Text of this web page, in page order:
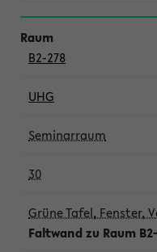
B2-278
UHG
Seminarraum
30
Grüne Tafel, Fenster,
Faltwand zu Raum